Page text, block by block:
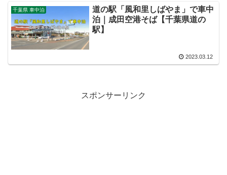
千葉県 車中泊
道の駅「風和里しばやま」で車中
泊｜成田空港そば【千葉県道の
駅】
2023.03.12
スポンサーリンク